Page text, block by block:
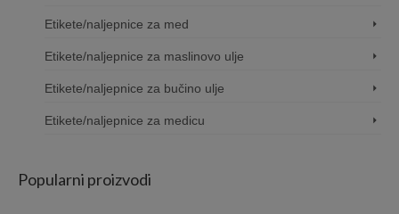
Etikete/naljepnice za med
Etikete/naljepnice za maslinovo ulje
Etikete/naljepnice za bučino ulje
Etikete/naljepnice za medicu
Popularni proizvodi